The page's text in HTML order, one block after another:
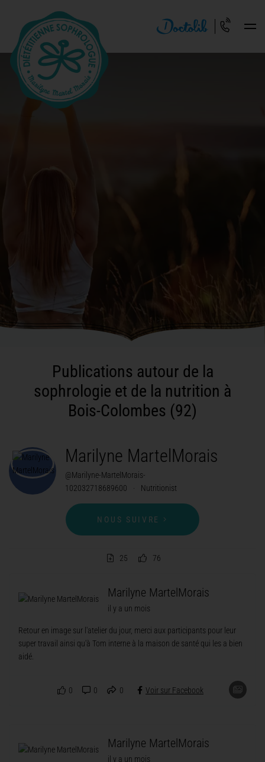
Publications autour de la
sophrologie et de la nutrition à
Bois-Colombes (92)
Marilyne MartelMorais
@Marilyne-MartelMorais-
102032718689600
· Nutritionist
NOUS SUIVRE
25 76
Marilyne MartelMorais
il y a un mois
Retour en image sur l'atelier du jour, merci aux participants pour leur
super travail ainsi qu'à Tom interne à la maison de santé qui les a bien
aidé.
0 0 0 Voir sur Facebook
Marilyne MartelMorais
il y a un mois